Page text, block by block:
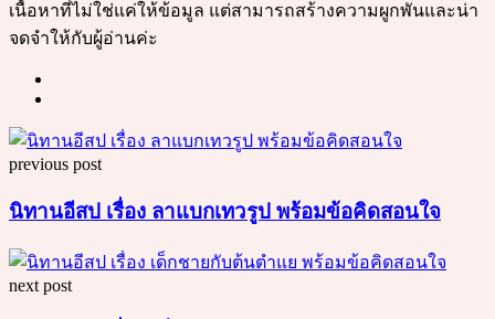
เนื้อหาที่ไม่ใช่แค่ให้ข้อมูล แต่สามารถสร้างความผูกพันและน่า
จดจำให้กับผู้อ่านค่ะ
Post
navigation
previous post
นิทานอีสป เรื่อง ลาแบกเทวรูป พร้อมข้อคิดสอนใจ
next post